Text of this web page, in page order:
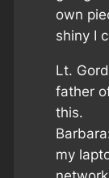
own
shiny I
Lt.
father
this.
my